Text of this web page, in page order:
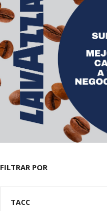
FILTRAR POR
TACC